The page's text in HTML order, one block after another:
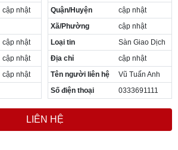
Phường Phương Liệt
Phường Khương Đình
Phường Yên Sở
Phường Hoàng Liệt
Phường Định Công
Phường Tương Mai
Phường Vĩnh Hưng
Phường Lĩnh Nam
Phường Hồng Hà
Phường Láng
cập nhật
cập nhật
cập nhật
cập nhật
Quận/Huyện
cập nhật
Xã/Phường
cập nhật
Loại tin
Sàn Giao Dịch
Địa chỉ
cập nhật
Tên người liên hệ
Vũ Tuấn Anh
Số điện thoại
0333691111
LIÊN HỆ